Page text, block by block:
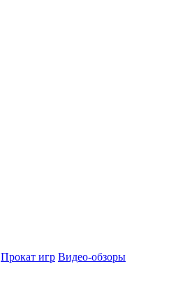
Прокат игр Видео-обзоры